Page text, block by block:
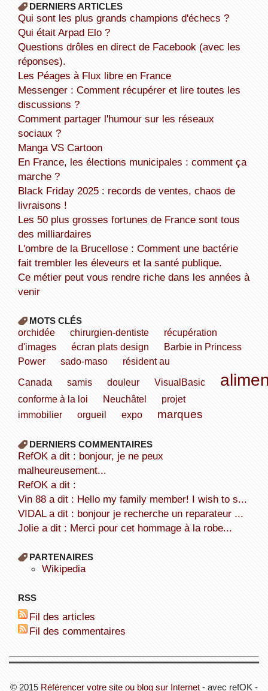
DERNIERS ARTICLES
Qui sont les plus grands champions d'échecs ?
Qui était Arpad Elo ?
Questions drôles en direct de Facebook (avec les
réponses).
Les Péages à Flux libre en France
Messenger : Comment récupérer et lire toutes les
discussions ?
Comment partager l'humour sur les réseaux
sociaux ?
Manga VS Cartoon
En France, les élections municipales : comment ça
marche ?
Black Friday 2025 : records de ventes, chaos de
livraisons !
Les 50 plus grosses fortunes de France sont tous
des milliardaires
L'ombre de la Brucellose : Comment une bactérie
fait trembler les éleveurs et la santé publique.
Ce métier peut vous rendre riche dans les années à
venir
MOTS CLÉS
orchidée chirurgien-dentiste
récupération
d'images
écran plats design
Barbie in Princess
Power
sado-maso
résident au
Canada
samis douleur VisualBasic
conforme à la loi Neuchâtel
projet
immobilier
orgueil expo marques
DERNIERS COMMENTAIRES
refOK a dit : bonjour, je ne peux
malheureusement...
refOK a dit :
Vin 88 a dit : Hello my family member! I wish to s...
VIDAL a dit : bonjour je recherche un reparateur ...
Jolie a dit : Merci pour cet hommage à la robe...
PARTENAIRES
wikipedia
RSS
Fil des articles
Fil des commentaires
© 2015 Référencer votre site ou blog sur Internet - avec refOK -